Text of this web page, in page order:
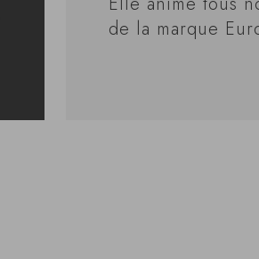
de la marque